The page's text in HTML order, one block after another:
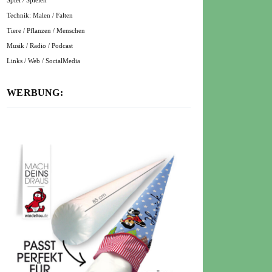
Technik: Malen / Falten
Tiere / Pflanzen / Menschen
Musik / Radio / Podcast
Links / Web / SocialMedia
WERBUNG: